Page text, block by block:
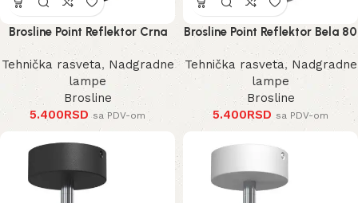
Brosline Point Reflektor Crna
80 mm 170 mm 2284 mm
Tehnička rasveta, Nadgradne
lampe
Brosline
5.400RSD sa PDV-om
Brosline Point Reflektor Bela 80
mm 170 mm 2285 mm
Tehnička rasveta, Nadgradne
lampe
Brosline
5.400RSD sa PDV-om